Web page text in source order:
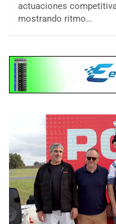
actuaciones
mostrando ritmo…